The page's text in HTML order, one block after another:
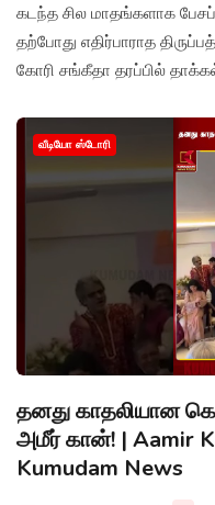
கடந்த சில மாதங்களாக
தற்போது எதிர்பாராத
கோரி சங்கீதா தரப்பில்
வீடியோ ஸ்டோரி
தனது காதலியான
அமீர் கான்! | Aamir
Kumudam News